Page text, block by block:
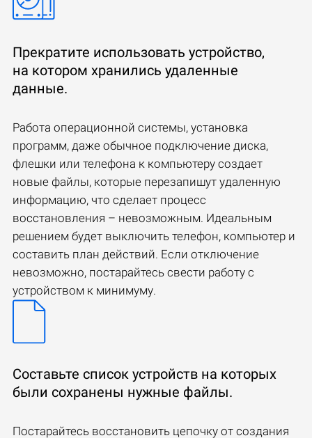
Прекратите использовать устройство,
на котором хранились удаленные
данные.
Работа операционной системы, установка
программ, даже обычное подключение диска,
флешки или телефона к компьютеру создает
новые файлы, которые перезапишут удаленную
информацию, что сделает процесс
восстановления – невозможным. Идеальным
решением будет выключить телефон, компьютер и
составить план действий. Если отключение
невозможно, постарайтесь свести работу с
устройством к минимуму.
Составьте список устройств на которых
были сохранены нужные файлы.
Постарайтесь восстановить цепочку от создания